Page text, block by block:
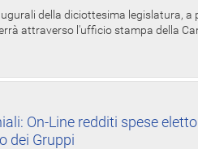
della diciottesima legislatura,
attraverso l'ufficio stampa della
On-Line redditi spese
dei Gruppi